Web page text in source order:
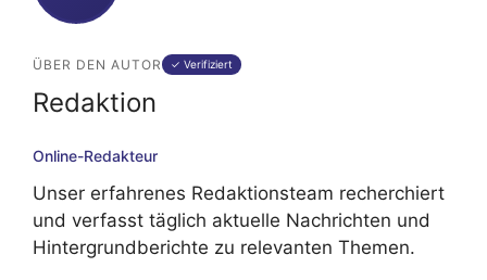
ÜBER DEN AUTOR ✓ Verifiziert
Redaktion
Online-Redakteur
Unser erfahrenes Redaktionsteam recherchiert
und verfasst täglich aktuelle Nachrichten und
Hintergrundberichte zu relevanten Themen.